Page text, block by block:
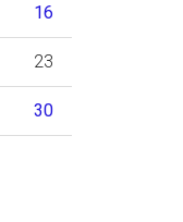
16
23
30